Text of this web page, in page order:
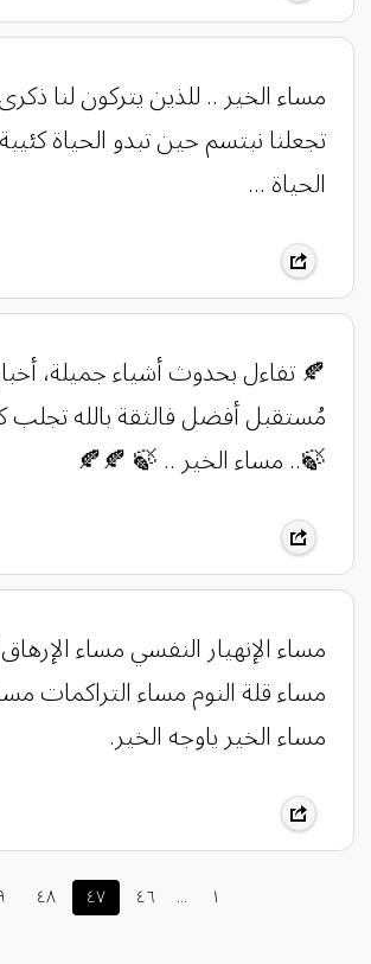
مساء الخير .. للذين يتركون لنا
تجعلنا نبتسم حين تبدو الحياة
الحياة …
🍂 تفاءل بحدوث أشياء جميلة،
مُستقبل أفضل فالثقة بالله
🍃.. مساء الخير .. 🍃 🍂🍂
مساء الإنهيار النفسي مساء
مساء قلة النوم مساء التراكمات
مساء الخير ياوجه الخير.
٤٨ ٤٧ ٤٦ ... ١